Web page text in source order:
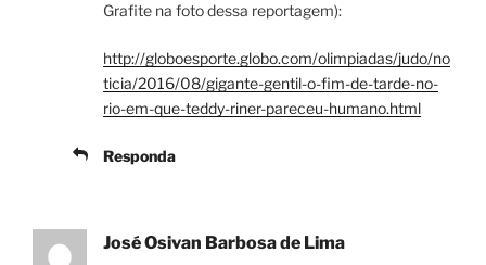
Grafite na foto dessa reportagem):
http://globoesporte.globo.com/olimpiadas/judo/no
ticia/2016/08/gigante-gentil-o-fim-de-tarde-no-
rio-em-que-teddy-riner-pareceu-humano.html
Responda
José Osivan Barbosa de Lima